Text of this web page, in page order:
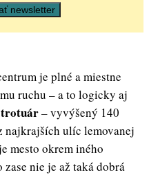
je plné a miestne
ruchu – a to logicky aj
trotuár– vyvýšený 140
najkrajších ulíc lemovanej
mesto okrem iného
nie je až taká dobrá